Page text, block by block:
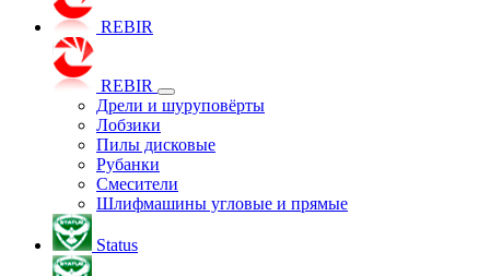
REBIR
REBIR
Дрели и шуруповёрты
Лобзики
Пилы дисковые
Рубанки
Смесители
Шлифмашины угловые и прямые
Status